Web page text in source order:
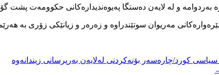
و لە لایەن دەستگا پەیوەندیدارەکانی حکوومەت پشت
کورد/چارەسەر بۆنەکردنی لەلایەن بەرپرسانی زیندانەوە